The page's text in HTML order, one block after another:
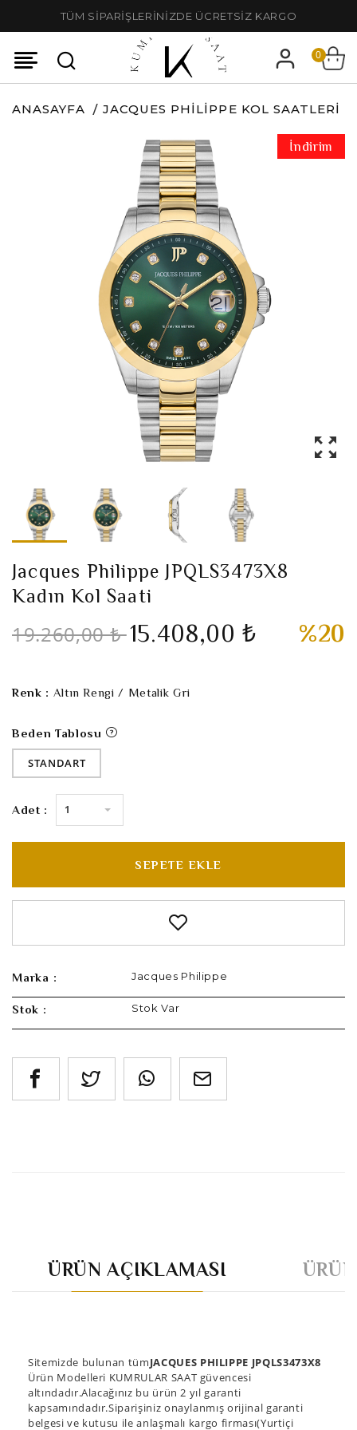
TÜM SİPARİŞLERİNİZDE ÜCRETSİZ KARGO
0
ANASAYFA JACQUES PHILIPPE KOL SAATLERI
İndirim
Jacques Philippe JPQLS3473X8
Kadın Kol Saati
19.260,00 ₺15.408,00 ₺ %20
Renk : Altın Rengi / Metalik Gri
Beden Tablosu
STANDART
Adet : 1
SEPETE EKLE
Marka : Jacques Philippe
Stok : Stok Var
ÜRÜN AÇIKLAMASI
Sitemizde bulunan tümJACQUES PHILIPPE JPQLS3473X8
Ürün Modelleri KUMRULAR SAAT güvencesi
altındadır.Alacağınız bu ürün 2 yıl garanti
kapsamındadır.Siparişiniz onaylanmış orijinal garanti
belgesi ve kutusu ile anlaşmalı kargo firması(Yurtiçi